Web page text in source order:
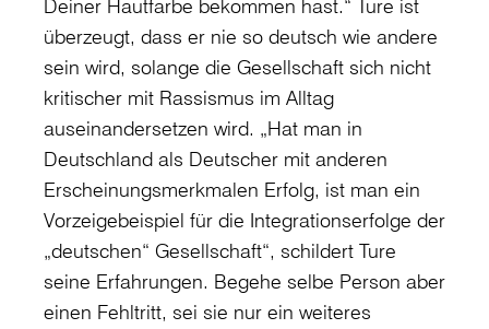
Deiner Hautfarbe bekommen hast.“ Ture ist
überzeugt, dass er nie so deutsch wie andere
sein wird, solange die Gesellschaft sich nicht
kritischer mit Rassismus im Alltag
auseinandersetzen wird. „Hat man in
Deutschland als Deutscher mit anderen
Erscheinungsmerkmalen Erfolg, ist man ein
Vorzeigebeispiel für die Integrationserfolge der
„deutschen“ Gesellschaft“, schildert Ture
seine Erfahrungen. Begehe selbe Person aber
einen Fehltritt, sei sie nur ein weiteres